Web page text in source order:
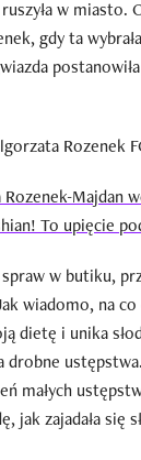
w miasto.
gdy ta
postanowiła
Rozenek-Majdan
To upięcie
w butiku,
wiadomo, na
dietę i unika
drobne
małych
jak zajadała się